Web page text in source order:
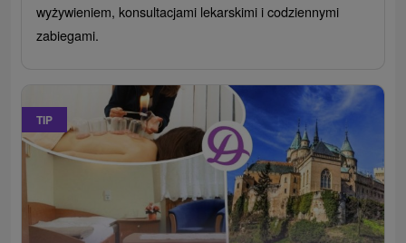
wyżywieniem, konsultacjami lekarskimi i codziennymi
zabiegami.
TIP